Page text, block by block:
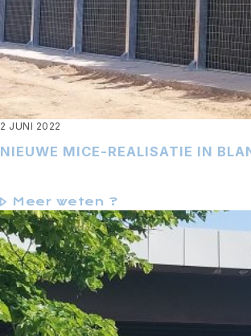
2 JUNI 2022
NIEUWE MICE-REALISATIE IN
Meer weten ?